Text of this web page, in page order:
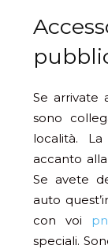
Se arrivate
sono
località.
accanto
Se avete
auto
con voi
speciali.